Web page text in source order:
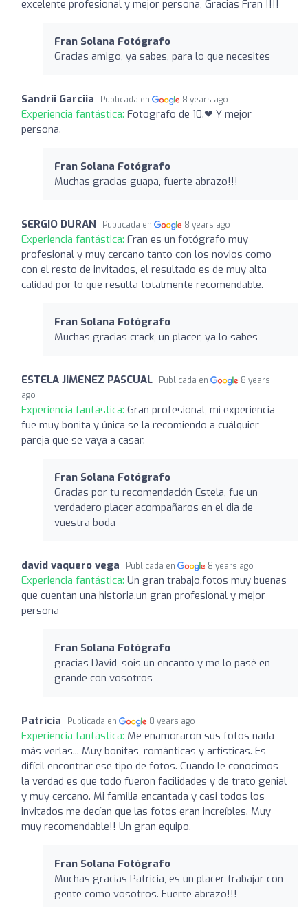
excelente profesional y mejor persona, Gracias Fran !!!!
Fran Solana Fotógrafo
Gracias amigo, ya sabes, para lo que necesites
Sandrii Garciia Publicada en 8 years ago
Experiencia fantástica: Fotografo de 10.❤ Y mejor
persona.
Fran Solana Fotógrafo
Muchas gracias guapa, fuerte abrazo!!!
SERGIO DURAN Publicada en 8 years ago
Experiencia fantástica: Fran es un fotógrafo muy
profesional y muy cercano tanto con los novios como
con el resto de invitados, el resultado es de muy alta
calidad por lo que resulta totalmente recomendable.
Fran Solana Fotógrafo
Muchas gracias crack, un placer, ya lo sabes
ESTELA JIMENEZ PASCUAL Publicada en
8 years
ago
Experiencia fantástica: Gran profesional, mi experiencia
fue muy bonita y única se la recomiendo a cuálquier
pareja que se vaya a casar.
Fran Solana Fotógrafo
Gracias por tu recomendación Estela, fue un
verdadero placer acompañaros en el dia de
vuestra boda
david vaquero vega Publicada en 8 years ago
Experiencia fantástica: Un gran trabajo,fotos muy buenas
que cuentan una historia,un gran profesional y mejor
persona
Fran Solana Fotógrafo
gracias David, sois un encanto y me lo pasé en
grande con vosotros
Patricia Publicada en 8 years ago
Experiencia fantástica: Me enamoraron sus fotos nada
más verlas... Muy bonitas, románticas y artísticas. Es
difícil encontrar ese tipo de fotos. Cuando le conocimos
la verdad es que todo fueron facilidades y de trato genial
y muy cercano. Mi familia encantada y casi todos los
invitados me decían que las fotos eran increíbles. Muy
muy recomendable!! Un gran equipo.
Fran Solana Fotógrafo
Muchas gracias Patricia, es un placer trabajar con
gente como vosotros. Fuerte abrazo!!!